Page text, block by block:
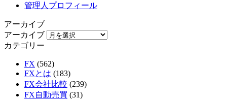
管理人プロフィール
アーカイブ
アーカイブ
カテゴリー
FX (562)
FXとは (183)
FX会社比較 (239)
FX自動売買 (31)